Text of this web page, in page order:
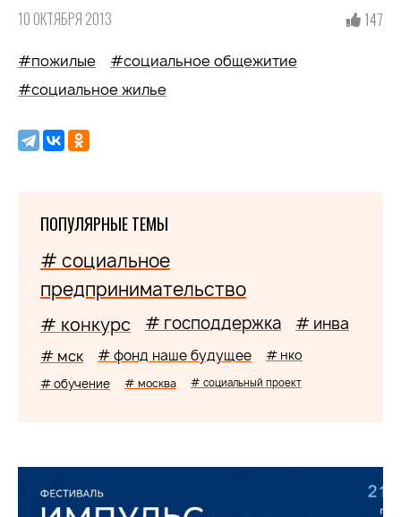
10 ОКТЯБРЯ 2013 147
#пожилые
#социальное общежитие
#социальное жилье
ПОПУЛЯРНЫЕ ТЕМЫ
# социальное
предпринимательство
# конкурс # господдержка # инва
# мск # фонд наше будущее # нко
# обучение # москва # социальный проект